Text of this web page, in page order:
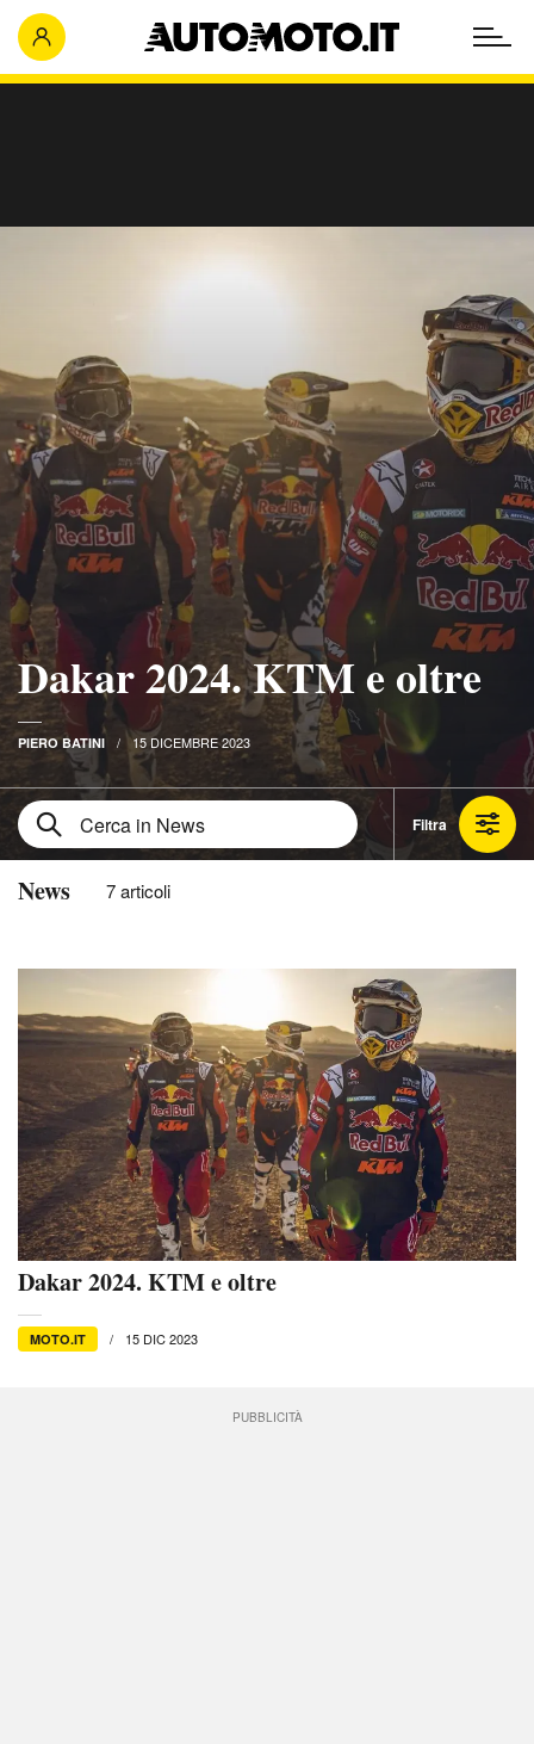
Dakar 2024. KTM e oltre
PIERO BATINI 15 DICEMBRE 2023
Filtra
News 7 articoli
Dakar 2024. KTM e oltre
MOTO.IT 15 DIC 2023
PUBBLICITÀ